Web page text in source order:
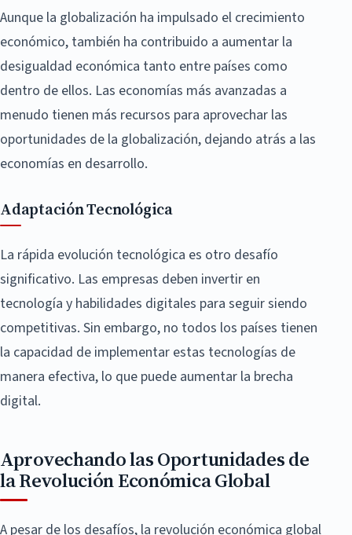
Aunque la globalización ha impulsado el crecimiento
económico, también ha contribuido a aumentar la
desigualdad económica tanto entre países como
dentro de ellos. Las economías más avanzadas a
menudo tienen más recursos para aprovechar las
oportunidades de la globalización, dejando atrás a las
economías en desarrollo.
Adaptación Tecnológica
La rápida evolución tecnológica es otro desafío
significativo. Las empresas deben invertir en
tecnología y habilidades digitales para seguir siendo
competitivas. Sin embargo, no todos los países tienen
la capacidad de implementar estas tecnologías de
manera efectiva, lo que puede aumentar la brecha
digital.
Aprovechando las Oportunidades de
la Revolución Económica Global
A pesar de los desafíos, la revolución económica global